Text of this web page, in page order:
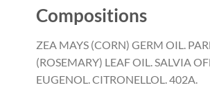
Compositions
ZEA MAYS (CORN) GERM OIL.
(ROSEMARY) LEAF OIL. SALVIA
EUGENOL. CITRONELLOL. 402A.